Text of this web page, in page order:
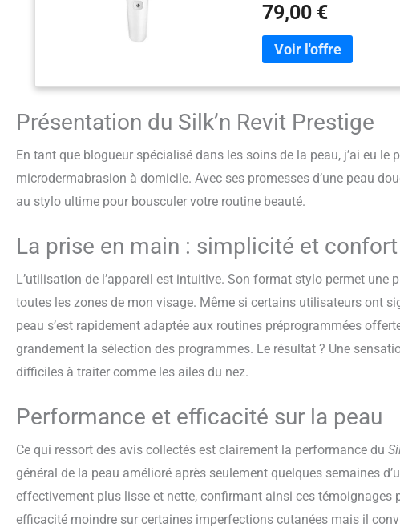
ridules. Découvrez ce
Front, joues, contour des
toutes ces zones.
également cet accessoire
intensif.
79,00 €
Présentation du Silk’n Revit Prestige
En tant que blogueur spécialisé dans les soins de la peau, j’ai eu le
microdermabrasion à domicile. Avec ses promesses d’une peau
au stylo ultime pour bousculer votre routine beauté.
La prise en main : simplicité et
L’utilisation de l’appareil est intuitive. Son format stylo permet une
toutes les zones de mon visage. Même si certains utilisateurs ont
peau s’est rapidement adaptée aux routines préprogrammées
grandement la sélection des programmes. Le résultat ? Une
difficiles à traiter comme les ailes du nez.
Performance et efficacité sur la peau
Ce qui ressort des avis collectés est clairement la performance du
général de la peau amélioré après seulement quelques semaines
effectivement plus lisse et nette, confirmant ainsi ces
efficacité moindre sur certaines imperfections cutanées mais il